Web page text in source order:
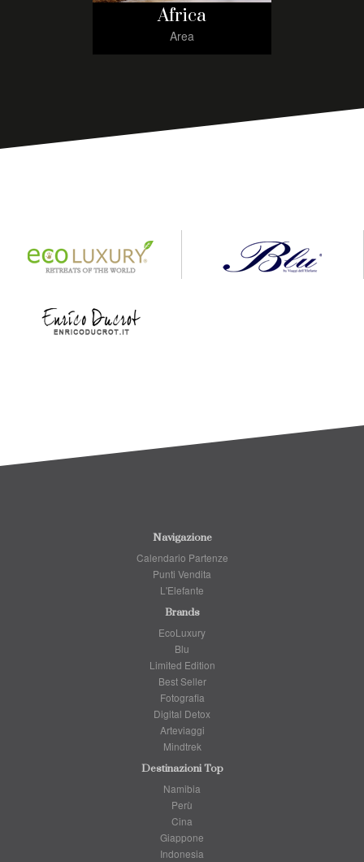
Africa
Area
Navigazione
Calendario Partenze
Punti Vendita
L'Elefante
Brands
EcoLuxury
Blu
Limited Edition
Best Seller
Fotografia
Digital Detox
Arteviaggi
Mindtrek
Destinazioni Top
Namibia
Perù
Cina
Giappone
Indonesia